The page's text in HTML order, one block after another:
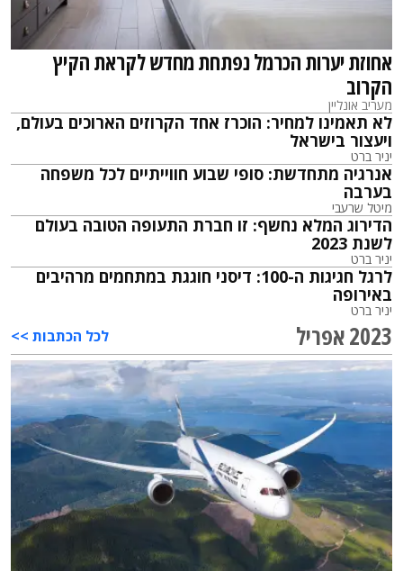
אחוזת יערות הכרמל נפתחת מחדש לקראת הקיץ
הקרוב
מעריב אונליין
לא תאמינו למחיר: הוכרז אחד הקרוזים הארוכים בעולם,
ויעצור בישראל
יניר ברט
אנרגיה מתחדשת: סופי שבוע חווייתיים לכל משפחה
בערבה
מיטל שרעבי
הדירוג המלא נחשף: זו חברת התעופה הטובה בעולם
לשנת 2023
יניר ברט
לרגל חגיגות ה-100: דיסני חוגגת במתחמים מרהיבים
באירופה
יניר ברט
2023 אפריל לכל הכתבות >>